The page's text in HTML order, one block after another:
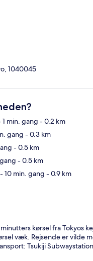
1040045
1 min. gang - 0.2 km
gang - 0.3 km
- 0.5 km
- 0.5 km
- 10 min. gang - 0.9 km
kørsel fra Tokyos
væk. Rejsende er
Tsukiji